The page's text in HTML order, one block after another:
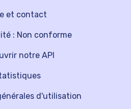
notre API
et contact
: Non conforme
d'utilisation